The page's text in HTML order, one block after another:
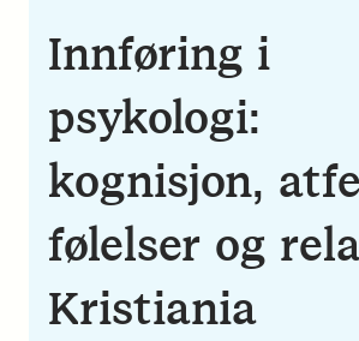
Innføring i
psykologi:
kognisjon,
følelser og
Kristiania